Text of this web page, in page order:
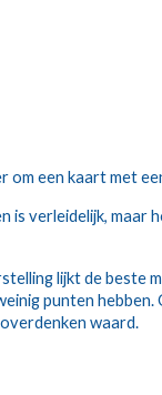
om een kaart met
is verleidelijk, maar
lijkt de beste
punten
waard.